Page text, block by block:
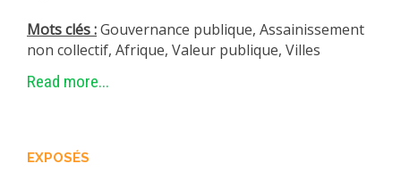
Mots clés :Gouvernance publique, Assainissement
non collectif, Afrique, Valeur publique, Villes
Read more...
EXPOSÉS